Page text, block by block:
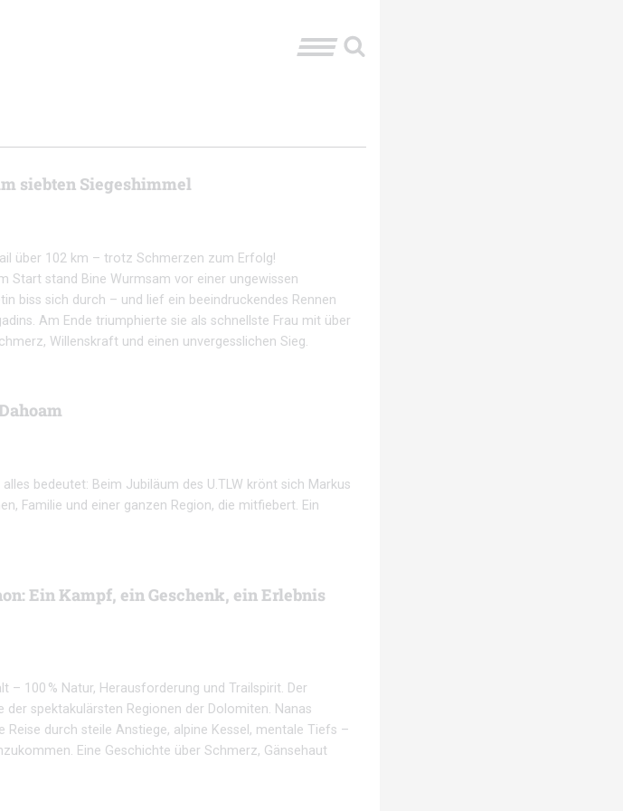
siebten Siegeshimmel
über 102 km – trotz Schmerzen zum Erfolg!
Start stand Bine Wurmsam vor einer ungewissen
biss sich durch – und lief ein beeindruckendes Rennen
Am Ende triumphierte sie als schnellste Frau mit über
Willenskraft und einen unvergesslichen Sieg.
bedeutet: Beim Jubiläum des U.TLW krönt sich Markus
Familie und einer ganzen Region, die mitfiebert. Ein
Ein Kampf, ein Geschenk, ein Erlebnis
– 100 % Natur, Herausforderung und Trailspirit. Der
spektakulärsten Regionen der Dolomiten. Nanas
durch steile Anstiege, alpine Kessel, mentale Tiefs –
Eine Geschichte über Schmerz, Gänsehaut